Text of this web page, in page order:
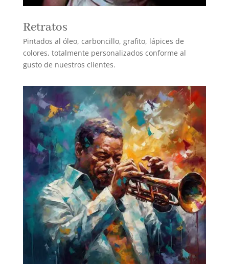
Retratos
Pintados al óleo, carboncillo, grafito, lápices de
colores, totalmente personalizados conforme al
gusto de nuestros clientes.